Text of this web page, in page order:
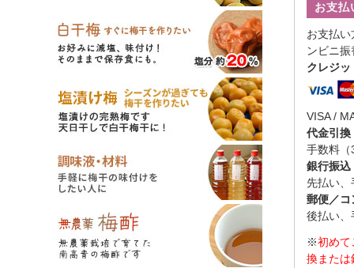
お支払
お支払
ンビニ
クレジ
VISA /
代金引換
手数料（
銀行振込
先払い、
郵便／コ
後払い、
※初めて
換または